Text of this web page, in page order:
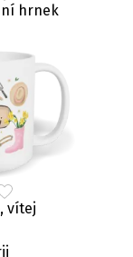
hrnek
vítej